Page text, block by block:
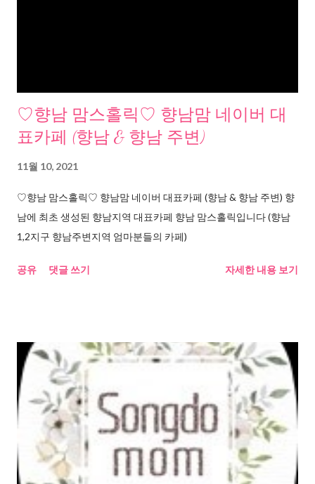
♡향남 맘스홀릭♡ 향남맘 네이버 대
표카페 (향남 & 향남 주변)
11월 10, 2021
♡향남 맘스홀릭♡ 향남맘 네이버 대표카페 (향남 & 향남 주변) 향
남에 최초 생성된 향남지역 대표카페 향남 맘스홀릭입니다 (향남
1,2지구 향남주변지역 엄마분들의 카페)
공유 댓글 쓰기 자세한 내용 보기